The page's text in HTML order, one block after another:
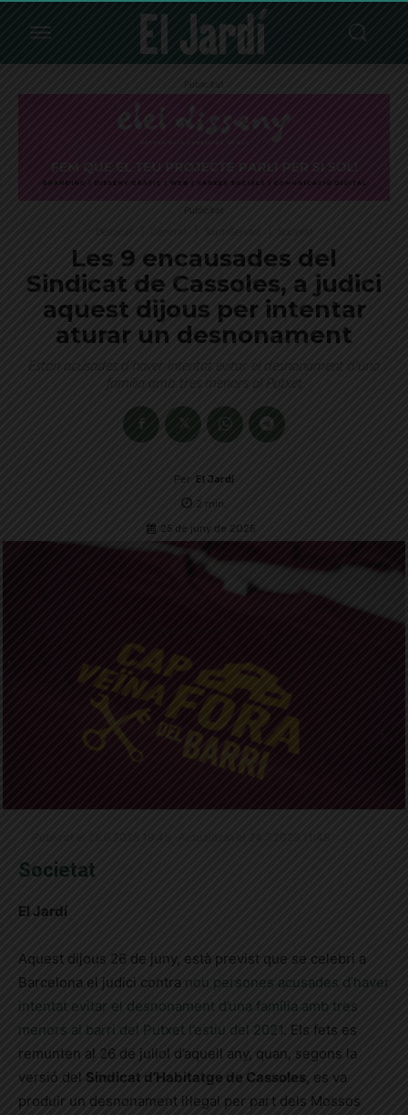
Publicitat
Publicitat
Les 9 encausades del
Sindicat de Cassoles, a judici
aquest dijous per intentar
aturar un desnonament
Estan acusades d'haver intentat evitar el desnonament d'una
família amb tres menors al Putxet
Per El Jardí
2 min.
25 de juny de 2025
Societat
El Jardí
Aquest dijous 26 de juny, està previst que se celebri a
Barcelona el judici contra nou persones acusades d’haver
intentat evitar el desnonament d’una família amb tres
menors al barri del Putxet l’estiu del 2021. Els fets es
remunten al 26 de juliol d’aquell any, quan, segons la
versió del Sindicat d’Habitatge de Cassoles, es va
produir un desnonament il·legal per part dels Mossos